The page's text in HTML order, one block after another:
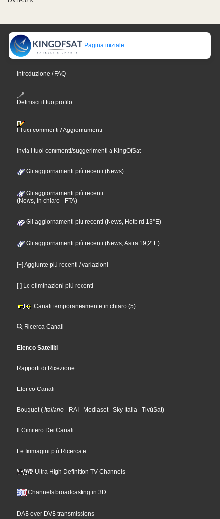
Pagina iniziale
Introduzione / FAQ
Definisci il tuo profilo
I Tuoi commenti / Aggiornamenti
Invia i tuoi commenti/suggerimenti a KingOfSat
Gli aggiornamenti più recenti (News)
Gli aggiornamenti più recenti
(News, In chiaro - FTA)
Gli aggiornamenti più recenti (News, Hotbird 13°E)
Gli aggiornamenti più recenti (News, Astra 19,2°E)
[+] Aggiunte più recenti / variazioni
[-] Le eliminazioni più recenti
Canali temporaneamente in chiaro (5)
Ricerca Canali
Elenco Satelliti
Rapporti di Ricezione
Elenco Canali
Bouquet ( Italiano - RAI - Mediaset - Sky Italia - TivùSat)
Il Cimitero Dei Canali
Le Immagini più Ricercate
Ultra High Definition TV Channels
Channels broadcasting in 3D
DAB over DVB transmissions